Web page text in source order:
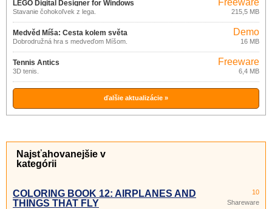
LEGO Digital Designer for Windows
4.3.8.0
Stavanie čohokoľvek z lega.
Freeware
215,5 MB
Medvěd Míša: Cesta kolem světa
Dobrodružná hra s medveďom Míšom.
Demo
16 MB
Tennis Antics
3D tenis.
Freeware
6,4 MB
ďalšie aktualizácie »
Najsťahovanejšie v
kategórii
COLORING BOOK 12: AIRPLANES AND
THINGS THAT FLY
10
Shareware